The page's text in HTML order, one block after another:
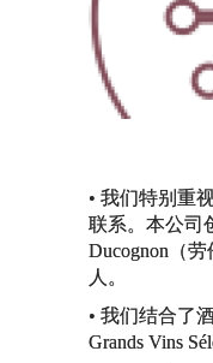
• 我们特别重
联系。本公司
Ducognon（
人。
• 我们结合了
Grands Vins